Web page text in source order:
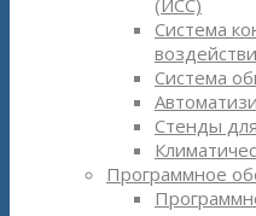
(ИСС)
Система
Система
Стенды
Программное